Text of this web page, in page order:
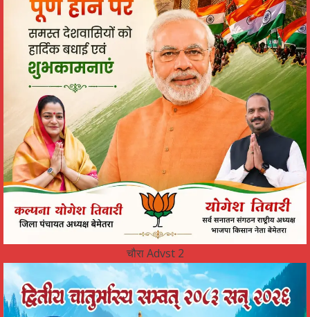
चौरा Advst 2